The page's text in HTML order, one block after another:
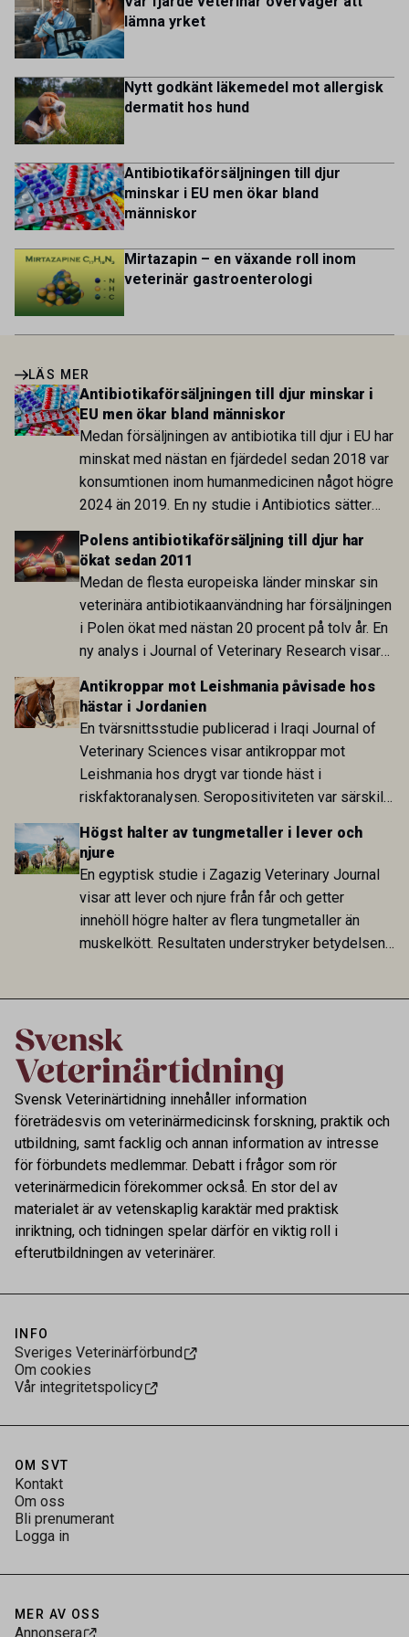
1.800 employees are striving to work together to improve
lives for patients and […]
lämna yrket
Nytt godkänt läkemedel mot allergisk
dermatit hos hund
Antibiotikaförsäljningen till djur
minskar i EU men ökar bland
människor
Mirtazapin – en växande roll inom
veterinär gastroenterologi
LÄS MER
Antibiotikaförsäljningen till djur minskar i
EU men ökar bland människor
Medan försäljningen av antibiotika till djur i EU har
minskat med nästan en fjärdedel sedan 2018 var
konsumtionen inom humanmedicinen något högre
2024 än 2019. En ny studie i Antibiotics sätter
utvecklingen inom de båda sektorerna sida vid
sida och pekar på en obalans i EU:s One Health-
arbete.
Polens antibiotikaförsäljning till djur har
ökat sedan 2011
Medan de flesta europeiska länder minskar sin
veterinära antibiotikaanvändning har försäljningen
i Polen ökat med nästan 20 procent på tolv år. En
ny analys i Journal of Veterinary Research visar
att skillnaden mot lågförbrukarländer som
Sverige är fortsatt stor.
Antikroppar mot Leishmania påvisade hos
hästar i Jordanien
En tvärsnittsstudie publicerad i Iraqi Journal of
Veterinary Sciences visar antikroppar mot
Leishmania hos drygt var tionde häst i
riskfaktoranalysen. Seropositiviteten var särskilt
hög i Zarqa och statistiskt kopplad till bland
annat stallhållning. Resultaten visar att hästarna
har exponerats för parasiten – men inte att de
fungerar som reservoarer eller bidrar till
smittspridning.
Högst halter av tungmetaller i lever och
njure
En egyptisk studie i Zagazig Veterinary Journal
visar att lever och njure från får och getter
innehöll högre halter av flera tungmetaller än
muskelkött. Resultaten understryker betydelsen
Svensk Veterinärtidning innehåller information
företrädesvis om veterinärmedicinsk forskning, praktik och
utbildning, samt facklig och annan information av intresse
för förbundets medlemmar. Debatt i frågor som rör
veterinärmedicin förekommer också. En stor del av
materialet är av vetenskaplig karaktär med praktisk
inriktning, och tidningen spelar därför en viktig roll i
efterutbildningen av veterinärer.
INFO
Sveriges Veterinärförbund
Om cookies
Vår integritetspolicy
OM SVT
Kontakt
Om oss
Bli prenumerant
Logga in
MER AV OSS
Annonsera